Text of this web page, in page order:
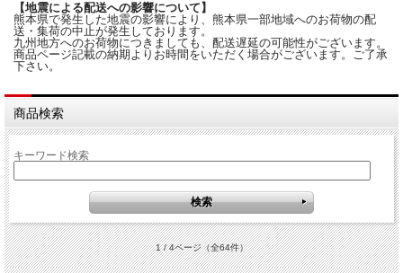
【地震による配送への影響について】
熊本県で発生した地震の影響により、熊本県一部地域へのお荷物の配
送・集荷の中止が発生しております。
九州地方へのお荷物につきましても、配送遅延の可能性がございます。
商品ページ記載の納期よりお時間をいただく場合がございます。ご了承
下さい。
商品検索
キーワード検索
1 / 4ページ（全64件）